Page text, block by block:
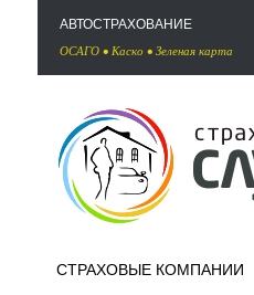
АВТОСТРАХОВАНИЕ
ОСАГО • Каско • Зеленая карта
СТРАХОВЫЕ КОМПАНИИ